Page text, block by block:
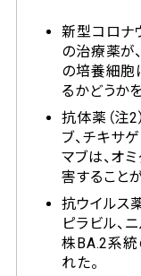
新型コロナ
の治療薬が
の培養細胞
るかどうか
抗体薬（注2
ブ、チキサ
マブは、オ
害すること
抗ウイルス
ピラビル、
株BA.2系統
れた。